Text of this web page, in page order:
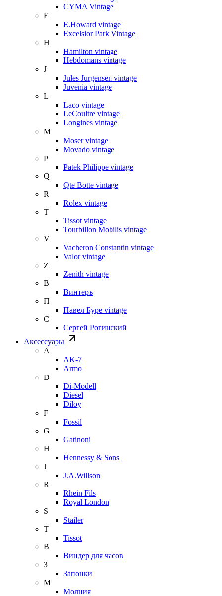
CYMA Vintage
E
E.Howard vintage
Excelsior Park Vintage
H
Hamilton vintage
Hebdomans vintage
J
Jules Jurgensen vintage
Juvenia vintage
L
Laco vintage
LeCoultre vintage
Longines vintage
M
Moser vintage
Movado vintage
P
Patek Philippe vintage
Q
Qte Botte vintage
R
Rolex vintage
T
Tissot vintage
Tourbillon Mobilis vintage
V
Vacheron Constantin vintage
Valor vintage
Z
Zenith vintage
В
Винтеръ
П
Павел Буре vintage
С
Сергей Рогинский
Аксессуары
A
AK-7
Armo
D
Di-Modell
Diesel
Diloy
F
Fossil
G
Gatinoni
H
Hennessy & Sons
J
J.A.Willson
R
Rhein Fils
Royal London
S
Stailer
T
Tissot
В
Виндер для часов
З
Запонки
М
Молния